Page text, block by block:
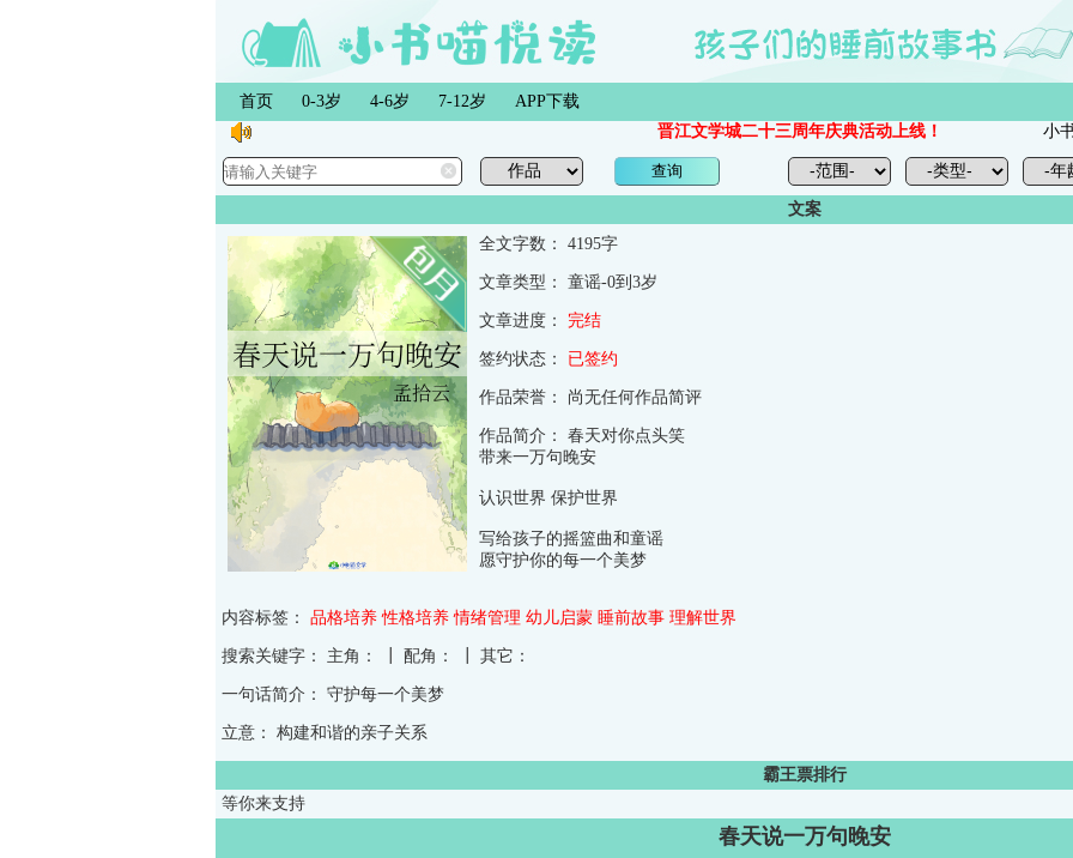
首页 0-3岁 4-6岁 7-12岁 APP下载
晋江文学城二十三周年庆典活动上线！
小书
文案
全文字数：
4195字
文章类型： 童谣-0到3岁
文章进度： 完结
签约状态： 已签约
作品荣誉： 尚无任何作品简评
作品简介：
春天对你点头笑
带来一万句晚安
认识世界 保护世界
写给孩子的摇篮曲和童谣
愿守护你的每一个美梦
内容标签： 品格培养 性格培养 情绪管理 幼儿启蒙 睡前故事 理解世界
搜索关键字： 主角： ┃ 配角： ┃ 其它：
一句话简介： 守护每一个美梦
立意： 构建和谐的亲子关系
霸王票排行
等你来支持
春天说一万句晚安